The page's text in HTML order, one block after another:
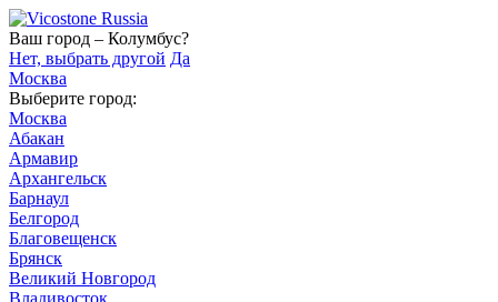
Ваш город – Колумбус?
Нет, выбрать другой Да
Москва
Выберите город:
Москва
Абакан
Армавир
Архангельск
Барнаул
Белгород
Благовещенск
Брянск
Великий Новгород
Владивосток